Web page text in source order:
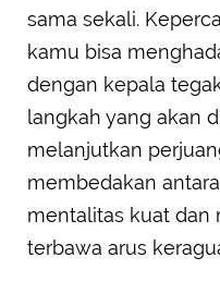
sama sekali.
kamu bisa
dengan kepala
langkah yang akan
melanjutkan
membedakan
mentalitas kuat dan
terbawa arus